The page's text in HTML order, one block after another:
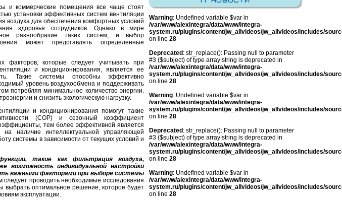
и коммерческие помещения все чаще стоят
установки эффективных систем вентиляции
воздуха для обеспечения комфортных условий
здоровья сотрудников. Однако в мире
разнообразие таких систем, и выбор
может представлять определенные
факторов, которые следует учитывать при
и кондиционирования, является ее
Такие системы способны эффективно
уровень воздухообмена и поддерживать
потребляя минимальное количество энергии.
и снизить экологическую нагрузку.
и кондиционирования помогут такие
(COP) и сезонный коэффициент
тем более эффективной является
наличие интеллектуальной управляющей
системы в зависимости от текущих условий и
такие как фильтрация воздуха,
возможность индивидуальной настройки
важными факторами при выборе системы
следует проводить необходимые исследования
выбрать оптимальное решение, которое будет
эксплуатации.
Warning: Undefined variable $var in
/var/www/alexintegra/data/www/integra-
system.ru/plugins/content/jw_allvideos/jw_allvideos/includes/
on line 28
Deprecated : str_replace(): Passing null to parameter
#3 ($subject) of type array|string is deprecated in
/var/www/alexintegra/data/www/integra-
system.ru/plugins/content/jw_allvideos/jw_allvideos/includes/
on line 28
Warning: Undefined variable $var in
/var/www/alexintegra/data/www/integra-
system.ru/plugins/content/jw_allvideos/jw_allvideos/includes/
on line 28
Deprecated : str_replace(): Passing null to parameter
#3 ($subject) of type array|string is deprecated in
/var/www/alexintegra/data/www/integra-
system.ru/plugins/content/jw_allvideos/jw_allvideos/includes/
on line 28
Warning: Undefined variable $var in
/var/www/alexintegra/data/www/integra-
system.ru/plugins/content/jw_allvideos/jw_allvideos/includes/
on line 28